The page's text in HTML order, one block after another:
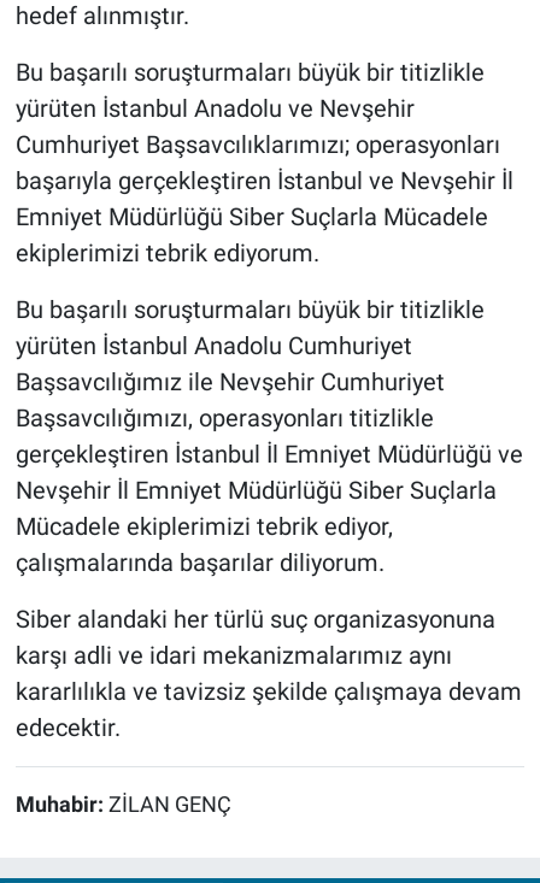
hedef alınmıştır.
Bu başarılı soruşturmaları büyük bir titizlikle
yürüten İstanbul Anadolu ve Nevşehir
Cumhuriyet Başsavcılıklarımızı; operasyonları
başarıyla gerçekleştiren İstanbul ve Nevşehir İl
Emniyet Müdürlüğü Siber Suçlarla Mücadele
ekiplerimizi tebrik ediyorum.
Bu başarılı soruşturmaları büyük bir titizlikle
yürüten İstanbul Anadolu Cumhuriyet
Başsavcılığımız ile Nevşehir Cumhuriyet
Başsavcılığımızı, operasyonları titizlikle
gerçekleştiren İstanbul İl Emniyet Müdürlüğü ve
Nevşehir İl Emniyet Müdürlüğü Siber Suçlarla
Mücadele ekiplerimizi tebrik ediyor,
çalışmalarında başarılar diliyorum.
Siber alandaki her türlü suç organizasyonuna
karşı adli ve idari mekanizmalarımız aynı
kararlılıkla ve tavizsiz şekilde çalışmaya devam
edecektir.
Muhabir: ZİLAN GENÇ